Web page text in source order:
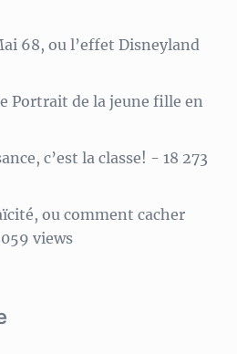
68, ou l’effet Disneyland
Portrait de la jeune fille en
c’est la classe! - 18 273
ou comment cacher
views